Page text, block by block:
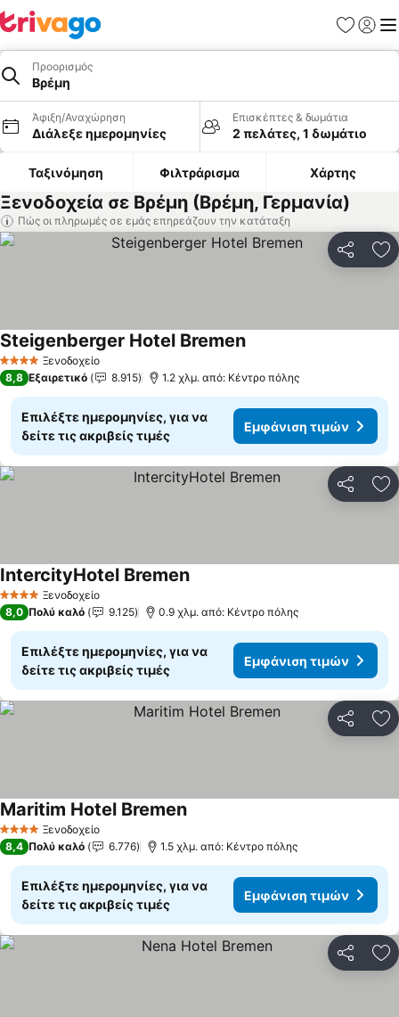
Προορισμός
Βρέμη
Άφιξη/Αναχώρηση
Διάλεξε ημερομηνίες
Επισκέπτες & δωμάτια
2 πελάτες, 1 δωμάτιο
Ταξινόμηση Φιλτράρισμα Χάρτης
Ξενοδοχεία σε Βρέμη (Βρέμη, Γερμανία)
Πώς οι πληρωμές σε εμάς επηρεάζουν την κατάταξη
4 ΑστέριαΞενοδοχείο
Steigenberger Hotel BremenΕμφάνιση τιμών
8,8 Εξαιρετικό 8.915 1.2 χλμ. από: Κέντρο πόλης
Επιλέξτε ημερομηνίες, για να
δείτε τις ακριβείς τιμές
Εμφάνιση τιμών
4 ΑστέριαΞενοδοχείο
IntercityHotel BremenΕμφάνιση τιμών
8,0 Πολύ καλό 9.125 0.9 χλμ. από: Κέντρο πόλης
Επιλέξτε ημερομηνίες, για να
δείτε τις ακριβείς τιμές
Εμφάνιση τιμών
4 ΑστέριαΞενοδοχείο
Maritim Hotel BremenΕμφάνιση τιμών
8,4 Πολύ καλό 6.776 1.5 χλμ. από: Κέντρο πόλης
Επιλέξτε ημερομηνίες, για να
δείτε τις ακριβείς τιμές
Εμφάνιση τιμών